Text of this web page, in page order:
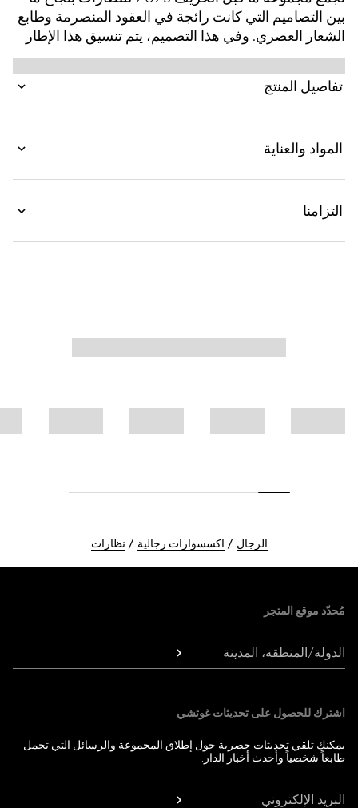
بين التصاميم التي كانت رائجة في العقود المنصرمة وطابع
الشعار العصري. وفي هذا التصميم، يتم تنسيق هذا الإطار
المصنوع من الأسيتات باللون الأزرق الأوبال مع شعار G
متشابك وشعار Gucci منقوش.
تفاصيل المنتج
المواد والعناية
التزامنا
الرجال اكسسوارات رجالية نظارات
مُحدّد موقع المتجر
الدولة/المنطقة، المدينة
اشترك للحصول على تحديثات غوتشي
يمكنك تلقي تحديثات حصرية حول إطلاق المجموعة والرسائل التي تحمل
طابعاً شخصياً وأحدث أخبار الدار.
البريد الإلكتروني